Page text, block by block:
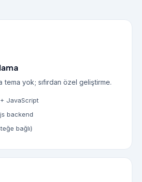
tema yok; sıfırdan özel geliştirme.
JavaScript
backend
bağlı)